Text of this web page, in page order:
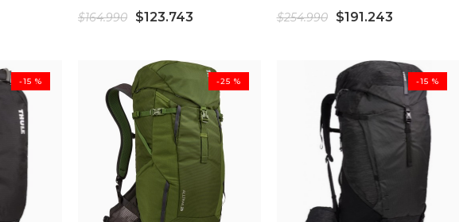
$164.990 $123.743 $254.990 $191.243
-15 % -25 % -15 %